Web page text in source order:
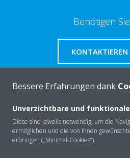
Benötigen
KONTAKTIEREN
Über Daikin
Bessere Erfahrungen dank
Unverzichtbare und
Diese sind jeweils notwendig, um die
ermöglichen und die von Ihnen
erbringen („Minimal-Cookies“).